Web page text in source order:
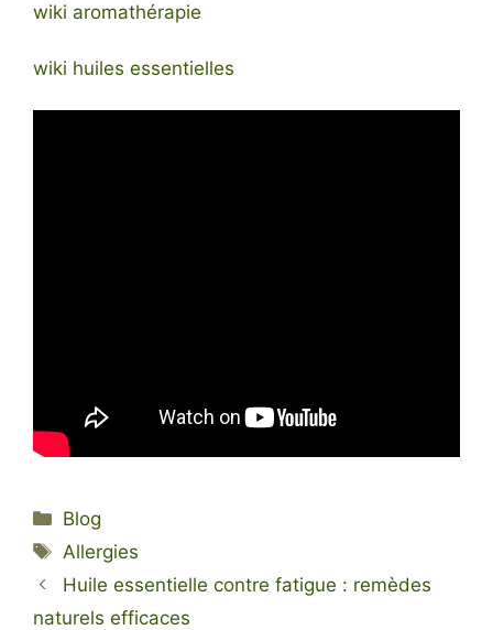
wiki aromathérapie
wiki huiles essentielles
Catégories
Blog
Étiquettes
Allergies
Huile essentielle contre fatigue : remèdes
naturels efficaces